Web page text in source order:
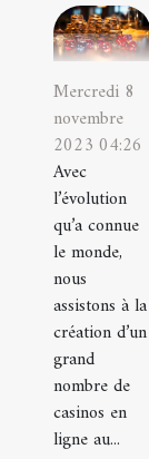
Mercredi 8
novembre
2023 04:26
Avec
l’évolution
qu’a connue
le monde,
nous
assistons à la
création d’un
grand
nombre de
casinos en
ligne au...